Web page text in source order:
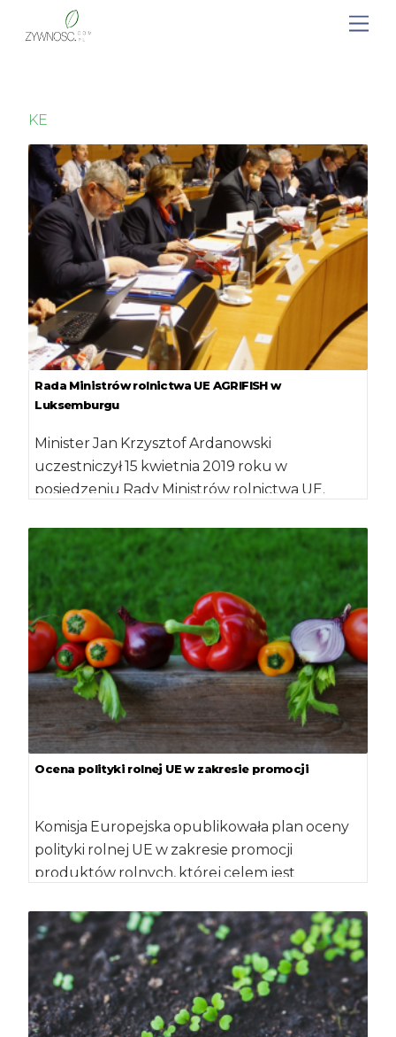
KE
Rada Ministrów rolnictwa UE AGRIFISH w
Luksemburgu
Minister Jan Krzysztof Ardanowski
uczestniczył 15 kwietnia 2019 roku w
posiedzeniu Rady Ministrów rolnictwa UE.
Ocena polityki rolnej UE w zakresie promocji
Komisja Europejska opublikowała plan oceny
polityki rolnej UE w zakresie promocji
produktów rolnych, której celem jest